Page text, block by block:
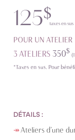
125$
taxes en sus
POUR UN ATELIER
3 ATELIERS350$
*Taxes en sus. Pour
DÉTAILS :
Ateliers d’une